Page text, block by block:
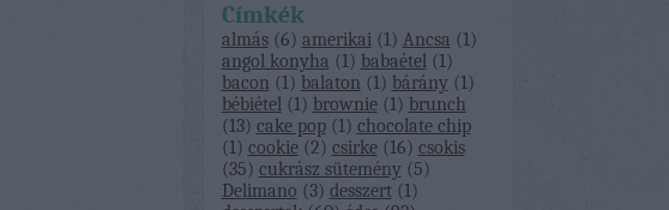
Címkék
almás (6) amerikai (1) Ancsa (1)
angol konyha (1) babaétel (1)
bacon (1) balaton (1) bárány (1)
bébiétel (1) brownie (1) brunch
(13) cake pop (1) chocolate chip
(1) cookie (2) csirke (16) csokis
(35) cukrász sütemény (5)
Delimano (3) desszert (1)